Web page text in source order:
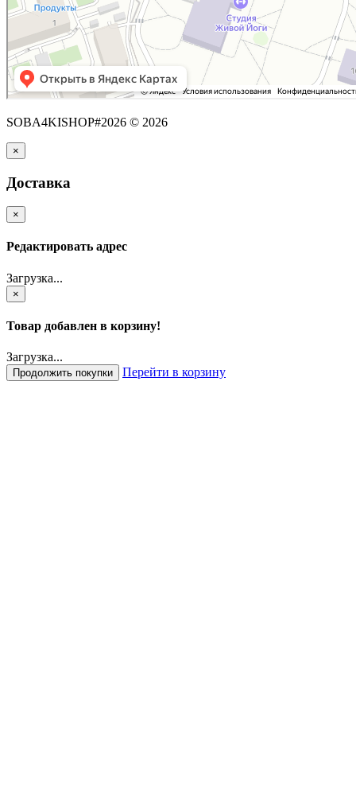
SOBA4KISHOP#2026 © 2026
×
Доставка
×
Редактировать адрес
Загрузка...
×
Товар добавлен в корзину!
Загрузка...
Продолжить покупки Перейти в корзину